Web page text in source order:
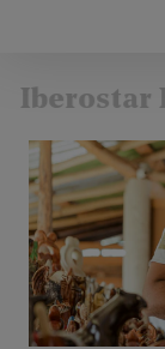
Iberostar